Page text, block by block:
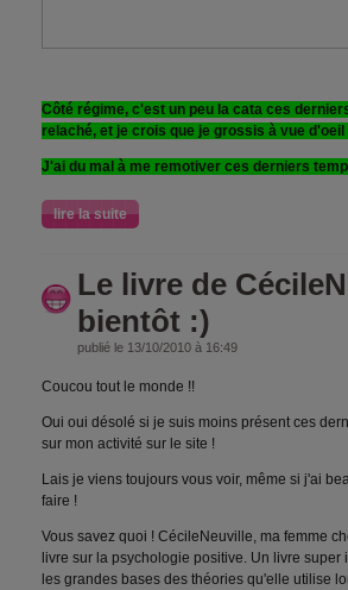
Côté régime, c'est un peu la cata ces
relaché, et je crois que je grossis à vue d'oeil
J'ai du mal à me remotiver ces derniers
lire la suite
Le livre de
bientôt :)
publié le 13/10/2010 à 16:49
Coucou tout le monde !!
Oui oui désolé si je suis moins présent ces
sur mon activité sur le site !
Lais je viens toujours vous voir, même si j'ai
faire !
Vous savez quoi ! CécileNeuville, ma femme
livre sur la psychologie positive. Un livre
les grandes bases des théories qu'elle utilise